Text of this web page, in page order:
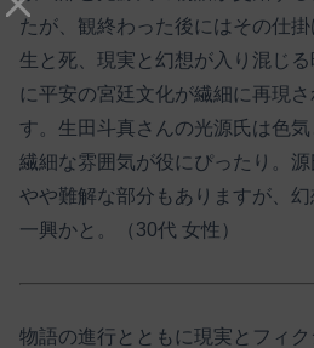
たが、観終わった後にはその仕掛
生と死、現実と幻想が入り混じ
に平安の宮廷文化が繊細に再現
す。生田斗真さんの光源氏は色
繊細な雰囲気が役にぴったり。
やや難解な部分もありますが、
一興かと。（30代 女性）
物語の進行とともに現実とフィ